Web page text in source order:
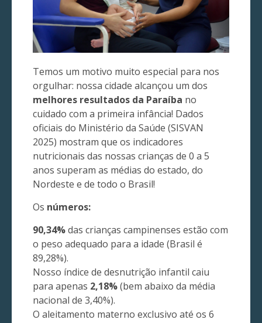
Temos um motivo muito especial para nos
orgulhar: nossa cidade alcançou um dos
melhores resultados da Paraíba no
cuidado com a primeira infância! Dados
oficiais do Ministério da Saúde (SISVAN
2025) mostram que os indicadores
nutricionais das nossas crianças de 0 a 5
anos superam as médias do estado, do
Nordeste e de todo o Brasil!
Os números:
90,34%das crianças campinenses estão com
o peso adequado para a idade (Brasil é
89,28%).
Nosso índice de desnutrição infantil caiu
para apenas 2,18%(bem abaixo da média
nacional de 3,40%).
O aleitamento materno exclusivo até os 6